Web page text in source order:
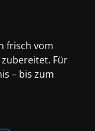
frisch vom
Für
– bis zum